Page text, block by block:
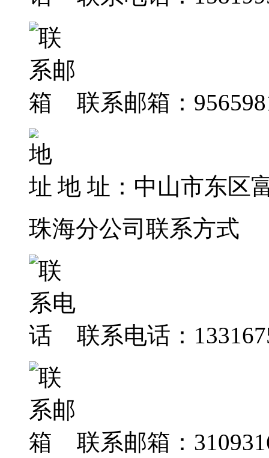
联系邮箱：
地 址：中山市东区
珠海分公司联系方式
联系电话：
联系邮箱：